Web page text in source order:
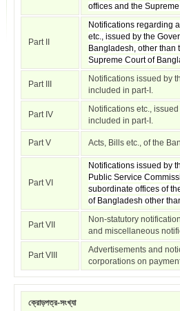
offices and the
Part II
Notifications regarding
etc., issued by the
Bangladesh, other than
Supreme Court of
Part III
Notifications issued by
included in part-I.
Part IV
Notifications etc.,
included in part-I.
Part V Acts, Bills etc., of the
Part VI
Notifications issued by
Public Service
subordinate offices of
of Bangladesh other
Part VII
Non-statutory
and miscellaneous
Part VIII
Advertisements and
corporations on
ক্রোড়পত্র-সংখ্যা